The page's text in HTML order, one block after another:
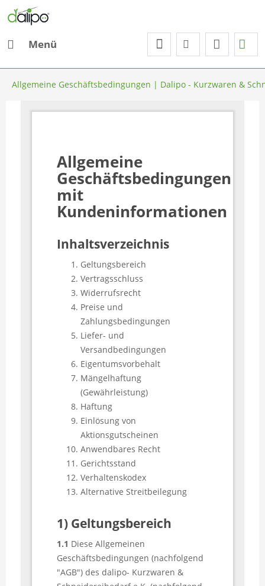
Menü
Allgemeine Geschäftsbedingungen | Dalipo - Kurzwaren &
Allgemeine
Geschäftsbedingungen
mit
Kundeninformationen
Inhaltsverzeichnis
Geltungsbereich
Vertragsschluss
Widerrufsrecht
Preise und
Zahlungsbedingungen
Liefer- und
Versandbedingungen
Eigentumsvorbehalt
Mängelhaftung
(Gewährleistung)
Haftung
Einlösung von
Aktionsgutscheinen
Anwendbares Recht
Gerichtsstand
Verhaltenskodex
Alternative Streitbeilegung
1) Geltungsbereich
1.1 Diese Allgemeinen
Geschäftsbedingungen (nachfolgend
"AGB") des dalipo- Kurzwaren &